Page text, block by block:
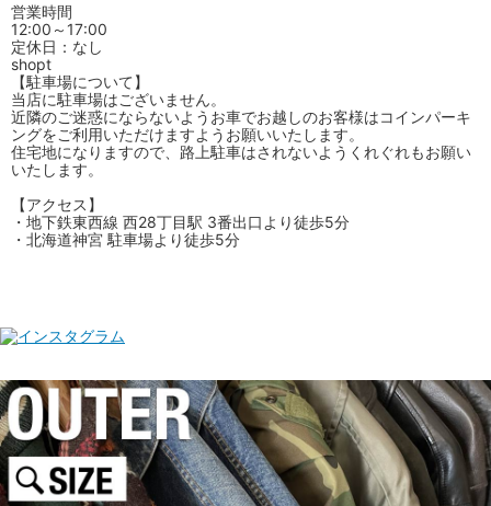
営業時間
12:00～17:00
定休日：なし
shopt
【駐車場について】
当店に駐車場はございません。
近隣のご迷惑にならないようお車でお越しのお客様はコインパーキ
ングをご利用いただけますようお願いいたします。
住宅地になりますので、路上駐車はされないようくれぐれもお願い
いたします。
【アクセス】
・地下鉄東西線 西28丁目駅 3番出口より徒歩5分
・北海道神宮 駐車場より徒歩5分